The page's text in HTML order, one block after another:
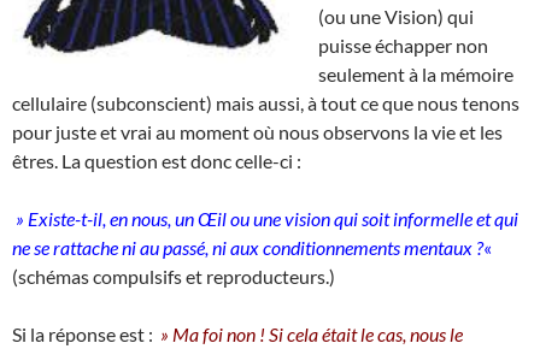
(ou une Vision) qui
puisse échapper non
seulement à la mémoire
cellulaire (subconscient) mais aussi, à tout ce que nous tenons
pour juste et vrai au moment où nous observons la vie et les
êtres. La question est donc celle-ci :
» Existe-t-il, en nous, un Œil ou une vision qui soit informelle et qui
ne se rattache ni au passé, ni aux conditionnements mentaux ?«
(schémas compulsifs et reproducteurs.)
Si la réponse est : » Ma foi non ! Si cela était le cas, nous le